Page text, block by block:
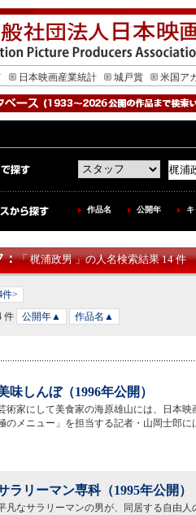
日本映画産業統計 城戸賞 米国ア
作品名 公開年
：「 梶浦政男 」の人名検索結果 14 件
件>
件
公開年▲ 作品名▲
味しんぼ（1996年公開）
術家にして美食家の海原雄山には、日本
のメニュー」を担当する記者・山岡士郎
ラリーマン専科（1995年公開）
凡なサラリーマンの男が、同居する自由